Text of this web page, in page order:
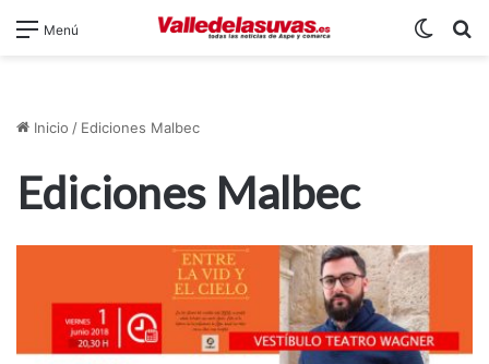
Menú
Inicio / Ediciones Malbec
Ediciones Malbec